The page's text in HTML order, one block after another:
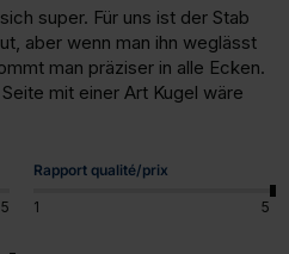
super. Für uns ist der Stab
aber wenn man ihn weglässt
man präziser in alle Ecken.
mit einer Art Kugel wäre
5
Rapport qualité/prix
1
5